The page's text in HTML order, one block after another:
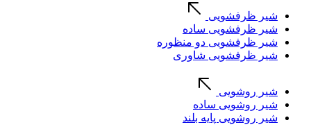
شیر ظرفشویی
شیر ظرفشویی ساده
شیر ظرفشویی دو منظوره
شیر ظرفشویی شاوری
شیر روشویی
شیر روشویی ساده
شیر روشویی پایه بلند